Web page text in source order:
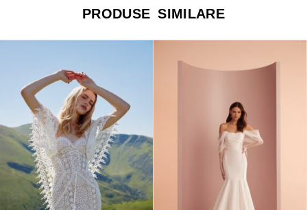
PRODUSE SIMILARE